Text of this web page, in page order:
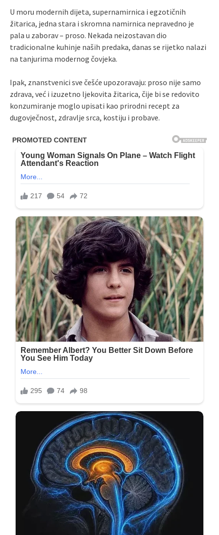
U moru modernih dijeta, supernamirnica i egzotičnih
žitarica, jedna stara i skromna namirnica nepravedno je
pala u zaborav – proso. Nekada neizostavan dio
tradicionalne kuhinje naših predaka, danas se rijetko nalazi
na tanjurima modernog čovjeka.
Ipak, znanstvenici sve češće upozoravaju: proso nije samo
zdrava, već i izuzetno ljekovita žitarica, čije bi se redovito
konzumiranje moglo upisati kao prirodni recept za
dugovječnost, zdravlje srca, kostiju i probave.